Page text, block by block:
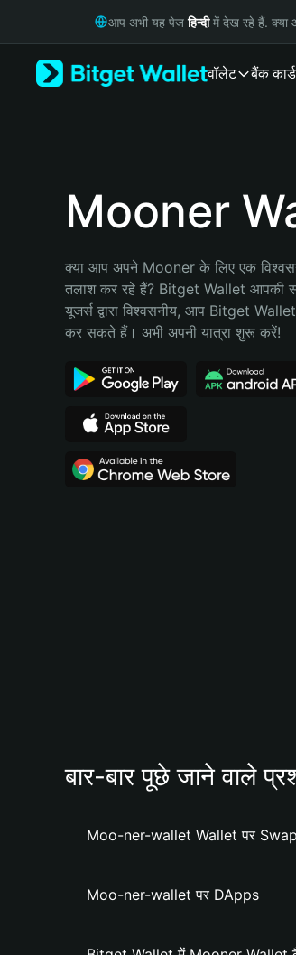
Русский
Bahasa Indonesia
Português (Brasil)
आप अभी यह पेजहिन्दीमें देख रहे हैं. क्या
वॉलेट बैंक कार्ड
Mooner
क्या आप अपने Mooner के लिए एक
तलाश कर रहे हैं? Bitget Wallet आपकी
यूजर्स द्वारा विश्वसनीय, आप Bitget
कर सकते हैं। अभी अपनी यात्रा शुरू करें!
बार-बार पूछे जाने वाले
Moo-ner-wallet Wallet पर
Moo-ner-wallet पर DApps